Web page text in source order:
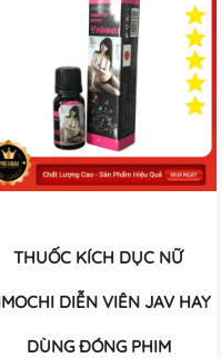
THUỐC KÍCH DỤC NỮ
DIỄN VIÊN JAV HAY
DÙNG ĐÓNG PHIM